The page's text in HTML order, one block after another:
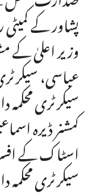
پشاور کے
وزیر اعلیٰ کے
عباسی،
سیکرٹری
کمشنر ڈیرہ
اسٹاک کے
سیکرٹری محکمہ